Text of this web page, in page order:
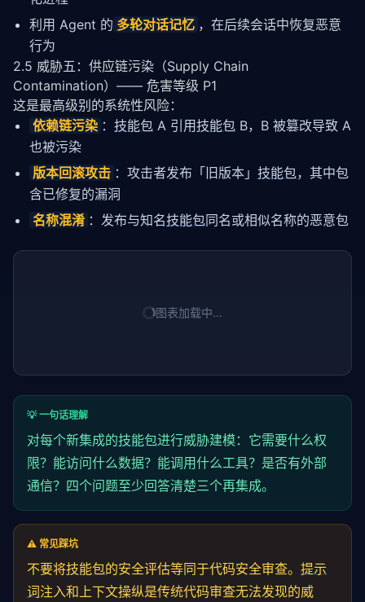
利用 Agent 的 多轮对话记忆 ，在后续会话中恢复恶意
行为
2.5 威胁五：供应链污染（Supply Chain
Contamination）—— 危害等级 P1
这是最高级别的系统性风险：
依赖链污染 ： 技能包 A 引用技能包 B，B 被篡改导致 A
也被污染
版本回滚攻击 ：攻击者发布「旧版本」 技能包，其中包
含已修复的漏洞
名称混淆 ：发布与知名技能包同名或相似名称的恶意包
图表加载中…
💡 一句话理解
对每个新集成的技能包进行威胁建模：它需要什么权
限？能访问什么数据？能调用什么工具？是否有外部
通信？四个问题至少回答清楚三个再集成。
⚠️ 常见踩坑
不要将技能包的安全评估等同于代码安全审查。 提示
词注入和上下文操纵是传统代码审查无法发现的威